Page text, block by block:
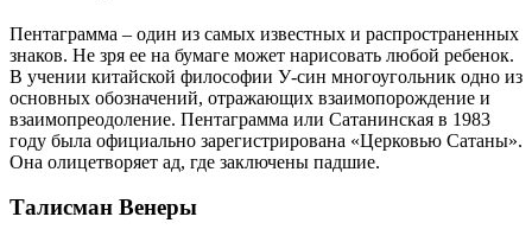
Пентаграмма – один из самых известных и распространенных
знаков. Не зря ее на бумаге может нарисовать любой ребенок.
В учении китайской философии У-син многоугольник одно из
основных обозначений, отражающих взаимопорождение и
взаимопреодоление. Пентаграмма или Сатанинская в 1983
году была официально зарегистрирована «Церковью Сатаны».
Она олицетворяет ад, где заключены падшие.
Талисман Венеры